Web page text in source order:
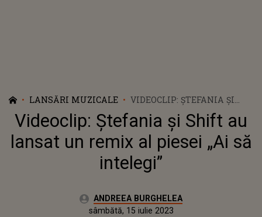
LANSĂRI MUZICALE
VIDEOCLIP: ȘTEFANIA ȘI
SHIFT AU LANSAT UN
REMIX AL PIESEI „AI SĂ
INTELEGI”
Videoclip: Ștefania și Shift au
lansat un remix al piesei „Ai să
intelegi”
Autor:ANDREEA BURGHELEA
Actualizat:
sâmbătă, 15 iulie 2023